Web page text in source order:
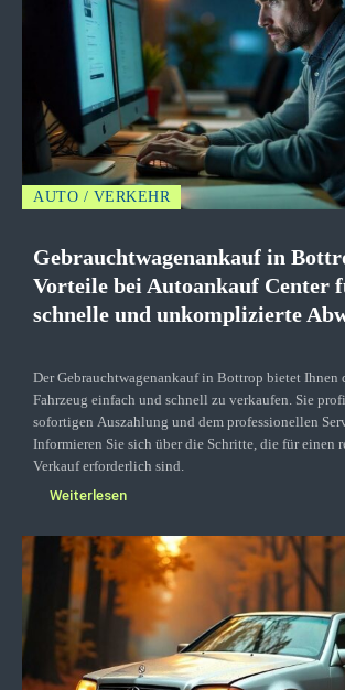
AUTO / VERKEHR
Gebrauchtwagenankauf in
Vorteile bei Autoankauf Center
schnelle und unkomplizierte
Der Gebrauchtwagenankauf in Bottrop bietet Ihnen
Fahrzeug einfach und schnell zu verkaufen. Sie
sofortigen Auszahlung und dem professionellen
Informieren Sie sich über die Schritte, die für einen
Verkauf erforderlich sind.
Weiterlesen